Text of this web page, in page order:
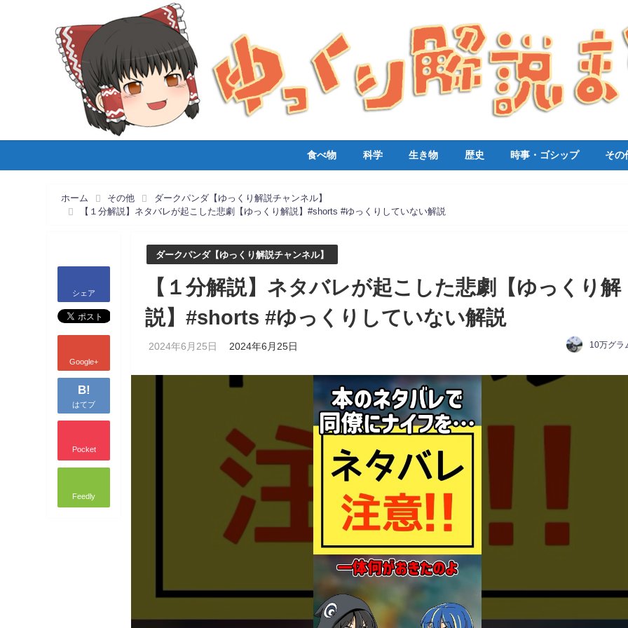
食べ物 科学 生き物 歴史 時事・ゴシップ その
ホーム その他
ダークパンダ【ゆっくり解説チャンネル】
【１分解説】ネタバレが起こした悲劇【ゆっくり解説】#shorts #ゆっくりしていない解説
シェア
Google+
B!
はてブ
Pocket
Feedly
ダークパンダ【ゆっくり解説チャンネル】
【１分解説】ネタバレが起こした悲劇【ゆっくり解
説】#shorts #ゆっくりしていない解説
2024年6月25日 2024年6月25日 10万グラ